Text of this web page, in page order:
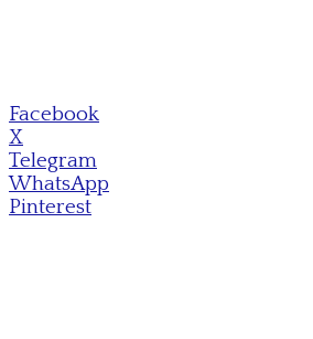
Facebook
X
Telegram
WhatsApp
Pinterest